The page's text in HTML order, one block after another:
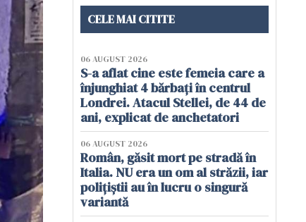
CELE MAI CITITE
06 AUGUST 2026
S-a aflat cine este femeia care a
înjunghiat 4 bărbați în centrul
Londrei. Atacul Stellei, de 44 de
ani, explicat de anchetatori
06 AUGUST 2026
Român, găsit mort pe stradă în
Italia. NU era un om al străzii, iar
polițiștii au în lucru o singură
variantă